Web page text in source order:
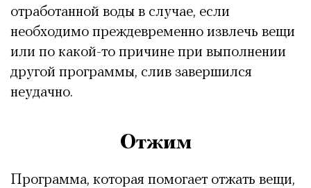
отработанной воды в случае, если
необходимо преждевременно извлечь вещи
или по какой-то причине при выполнении
другой программы, слив завершился
неудачно.
Отжим
Программа, которая помогает отжать вещи,